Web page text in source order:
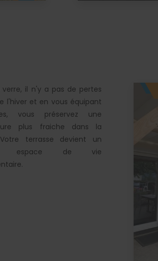
verre, il n'y a pas de pertes
l'hiver et en vous équipant
vous préservez une
plus fraiche dans la
terrasse devient un
espace de vie